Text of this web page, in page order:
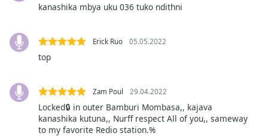
Escape
will
and
close
kanashika mbya uku 036 tuko ndithni
Erick Ruo 05.05.2022
top
Zam Poul 29.04.2022
Locked🔒 in outer Bamburi Mombasa,, kajava
kanashika kutuna,, Nurff respect All of you,, sameway
to my favorite Redio station.%